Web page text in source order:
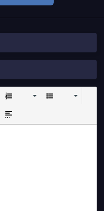
text
Insert spoiler